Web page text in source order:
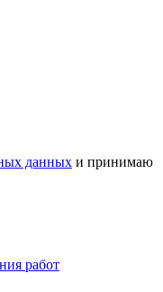
данных и принимаю
работ